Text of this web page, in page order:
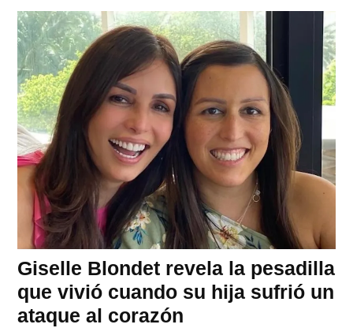
Giselle Blondet revela la pesadilla
que vivió cuando su hija sufrió un
ataque al corazón